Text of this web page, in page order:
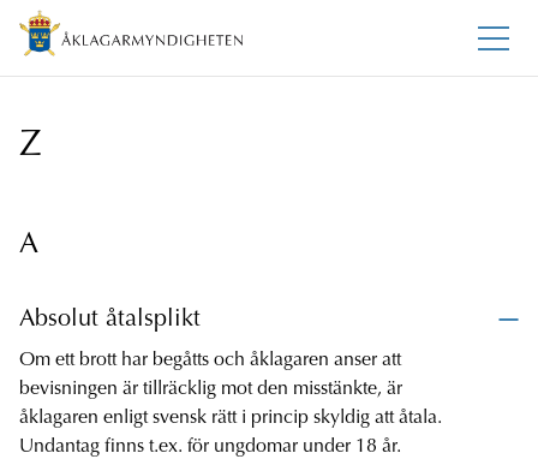
Z
A
Absolut åtalsplikt
Om ett brott har begåtts och åklagaren anser att
bevisningen är tillräcklig mot den misstänkte, är
åklagaren enligt svensk rätt i princip skyldig att åtala.
Undantag finns t.ex. för ungdomar under 18 år.